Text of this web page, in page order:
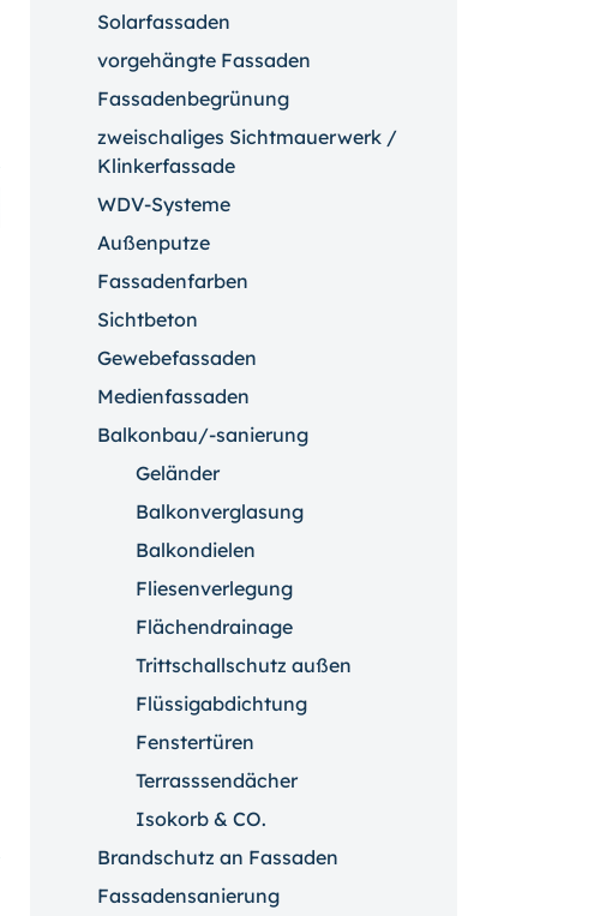
Solarfassaden
vorgehängte Fassaden
Fassadenbegrünung
zweischaliges Sichtmauerwerk /
Klinkerfassade
WDV-Systeme
Außenputze
Fassadenfarben
Sichtbeton
Gewebefassaden
Medienfassaden
Balkonbau/-sanierung
Geländer
Balkonverglasung
Balkondielen
Fliesenverlegung
Flächendrainage
Trittschallschutz außen
Flüssigabdichtung
Fenstertüren
Terrasssendächer
Isokorb & CO.
Brandschutz an Fassaden
Fassadensanierung